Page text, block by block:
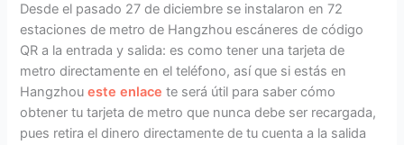
Desde el pasado 27 de diciembre se instalaron en 72
estaciones de metro de Hangzhou escáneres de código
QR a la entrada y salida: es como tener una tarjeta de
metro directamente en el teléfono, así que si estás en
Hangzhoueste enlace te será útil para saber cómo
obtener tu tarjeta de metro que nunca debe ser recargada,
pues retira el dinero directamente de tu cuenta a la salida